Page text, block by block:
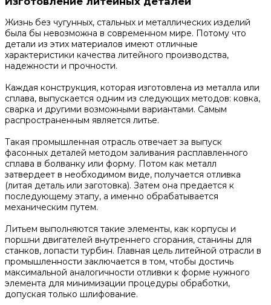
Жизнь без чугунных, стальных и металлических изделий
была бы невозможна в современном мире. Потому что
детали из этих материалов имеют отличные
характеристики качества литейного производства,
надежности и прочности.
Каждая конструкция, которая изготовлена из металла или
сплава, выпускается одним из следующих методов: ковка,
сварка и другими возможными вариантами. Самым
распространенным является литье.
Такая промышленная отрасль отвечает за выпуск
фасонных деталей методом заливания расплавленного
сплава в болванку или форму. Потом как металл
затвердеет в необходимом виде, получается отливка
(литая деталь или заготовка). Затем она предается к
последующему этапу, а именно обрабатывается
механическим путем.
Литьем выполняются такие элементы, как корпусы и
поршни двигателей внутреннего сгорания, станины для
станков, лопасти турбин. Главная цель литейной отрасли в
промышленности заключается в том, чтобы достичь
максимальной аналогичности отливки к форме нужного
элемента для минимизации процедуры обработки,
допуская только шлифование.